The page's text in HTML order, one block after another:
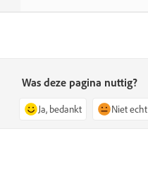
Was deze pagina nuttig?
Ja, bedankt Niet echt